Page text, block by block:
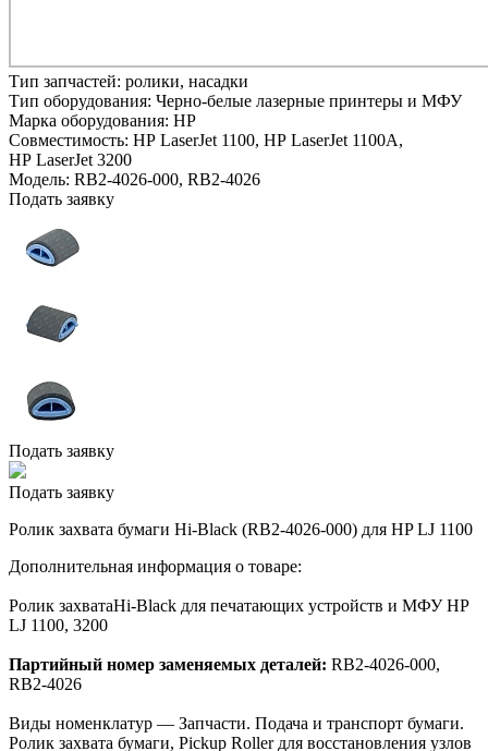
Тип запчастей: ролики, насадки
Тип оборудования: Черно-белые лазерные принтеры и МФУ
Марка оборудования: HP
Совместимость: HP LaserJet 1100, HP LaserJet 1100A,
HP LaserJet 3200
Модель: RB2-4026-000, RB2-4026
Подать заявку
Подать заявку
Подать заявку
Ролик захвата бумаги Hi-Black (RB2-4026-000) для HP LJ 1100
Дополнительная информация о товаре:
Ролик захватаHi-Black для печатающих устройств и МФУ HP
LJ 1100, 3200
Партийный номер заменяемых деталей: RB2-4026-000,
RB2-4026
Виды номенклатур — Запчасти. Подача и транспорт бумаги.
Ролик захвата бумаги, Pickup Roller для восстановления узлов